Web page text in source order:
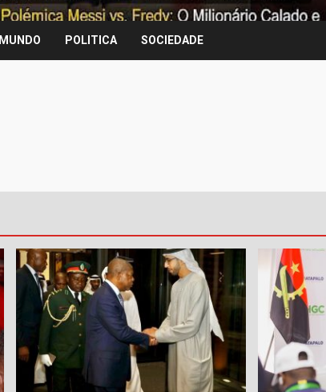
MUNDO POLITICA SOCIEDADE